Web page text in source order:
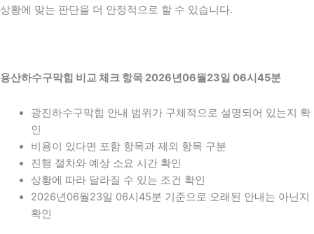
상황에 맞는 판단을 더 안정적으로 할 수 있습니다.
용산하수구막힘 비교 체크 항목 2026년06월23일 06시45분
광진하수구막힘 안내 범위가 구체적으로 설명되어 있는지 확
인
비용이 있다면 포함 항목과 제외 항목 구분
진행 절차와 예상 소요 시간 확인
상황에 따라 달라질 수 있는 조건 확인
2026년06월23일 06시45분 기준으로 오래된 안내는 아닌지
확인